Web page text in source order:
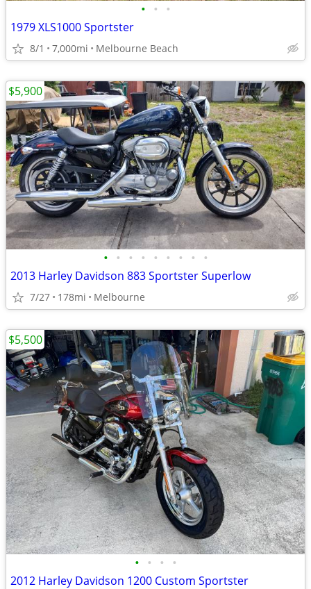
• • •
1979 XLS1000 Sportster
8/1 7,000mi Melbourne Beach
• • • • • • • • •
2013 Harley Davidson 883 Sportster Superlow
7/27 178mi Melbourne
$5,900
• • • •
2012 Harley Davidson 1200 Custom Sportster
$5,500